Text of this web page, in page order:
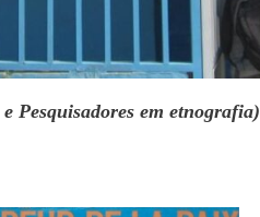
Pesquisadores em etnografia)